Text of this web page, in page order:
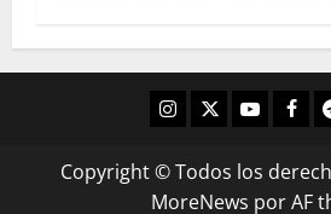
Copyright © Todos los
MoreNews por AF